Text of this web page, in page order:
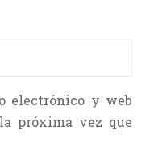
electrónico y web
próxima vez que